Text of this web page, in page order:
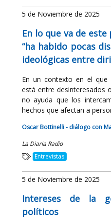
5 de Noviembre de 2025
En lo que va de
“ha habido pocas
ideológicas entre
En un contexto en el que
está entre desinteresados
no ayuda que los
hechos que afectan a
Oscar Bottinelli - diálogo con
La Diaria Radio
Entrevistas
5 de Noviembre de 2025
Intereses de la
políticos